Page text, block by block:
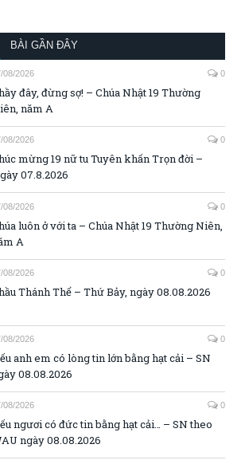
BÀI GẦN ĐÂY
08/2026 0
đây, đừng sợ! – Chúa Nhật 19 Thường
năm A
08/2026 0
mừng 19 nữ tu Tuyên khấn Trọn đời –
07.8.2026
08/2026 0
luôn ở với ta – Chúa Nhật 19 Thường Niên,
A
08/2026 0
Thánh Thể – Thứ Bảy, ngày 08.08.2026
08/2026 0
anh em có lòng tin lớn bằng hạt cải – SN
08.08.2026
08/2026 0
ngươi có đức tin bằng hạt cải… – SN theo
ngày 08.08.2026